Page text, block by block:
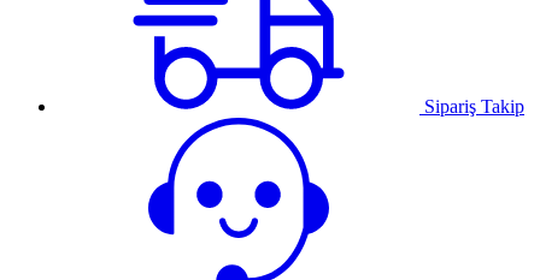
Sipariş Takip